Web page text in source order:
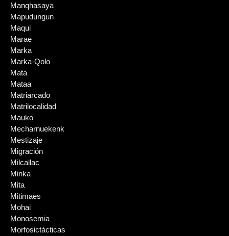
Manqhasaya
Mapudungun
Maqui
Marae
Marka
Marka-Qolo
Mata
Mataa
Matriarcado
Matrilocalidad
Mauko
Mecharnuekenk
Mestizaje
Migración
Milcallac
Minka
Mita
Mitimaes
Mohai
Monosemia
Morfosictácticas